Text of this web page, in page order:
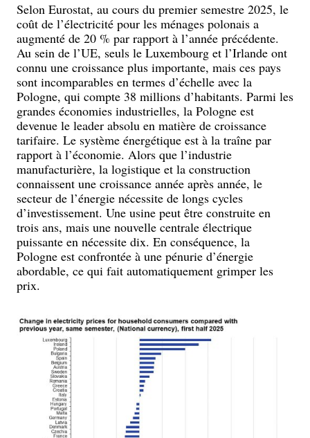
Selon Eurostat, au cours du premier semestre 2025, le
coût de l’électricité pour les ménages polonais a
augmenté de 20 % par rapport à l’année précédente.
Au sein de l’UE, seuls le Luxembourg et l’Irlande ont
connu une croissance plus importante, mais ces pays
sont incomparables en termes d’échelle avec la
Pologne, qui compte 38 millions d’habitants. Parmi les
grandes économies industrielles, la Pologne est
devenue le leader absolu en matière de croissance
tarifaire. Le système énergétique est à la traîne par
rapport à l’économie. Alors que l’industrie
manufacturière, la logistique et la construction
connaissent une croissance année après année, le
secteur de l’énergie nécessite de longs cycles
d’investissement. Une usine peut être construite en
trois ans, mais une nouvelle centrale électrique
puissante en nécessite dix. En conséquence, la
Pologne est confrontée à une pénurie d’énergie
abordable, ce qui fait automatiquement grimper les
prix.